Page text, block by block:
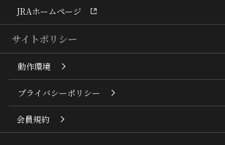
JRAホームページ
サイトポリシー
動作環境
プライバシーポリシー
会員規約